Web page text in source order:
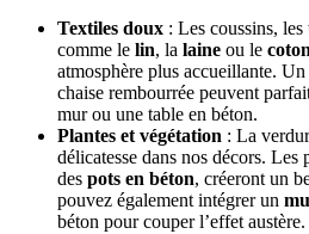
Textiles doux : Les coussins,
comme le lin, la laine ou le coton
atmosphère plus accueillante. Un
chaise rembourrée peuvent
mur ou une table en béton.
Plantes et végétation : La
délicatesse dans nos décors. Les
des pots en béton, créeront un
pouvez également intégrer un
béton pour couper l’effet austère.